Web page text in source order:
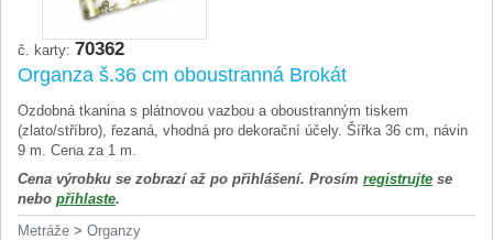
č. karty: 70362
Organza š.36 cm oboustranná Brokát
Ozdobná tkanina s plátnovou vazbou a oboustranným tiskem
(zlato/stříbro), řezaná, vhodná pro dekorační účely. Šířka 36 cm, návin
9 m. Cena za 1 m.
Cena výrobku se zobrazí až po přihlášení. Prosím registrujte se
nebo přihlaste.
Metráže > Organzy